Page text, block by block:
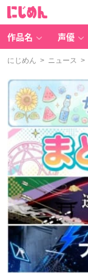
作品名 声優
にじめん > ニュース >